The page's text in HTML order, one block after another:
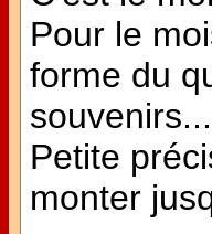
Pour le
forme du
Petite
monter